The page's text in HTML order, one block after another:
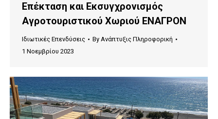
Επέκταση και Εκσυγχρονισμός
Αγροτουριστικού Χωριού ΕΝΑΓΡΟΝ
Ιδιωτικές Επενδύσεις By Ανάπτυξις Πληροφορική
1 Νοεμβρίου 2023